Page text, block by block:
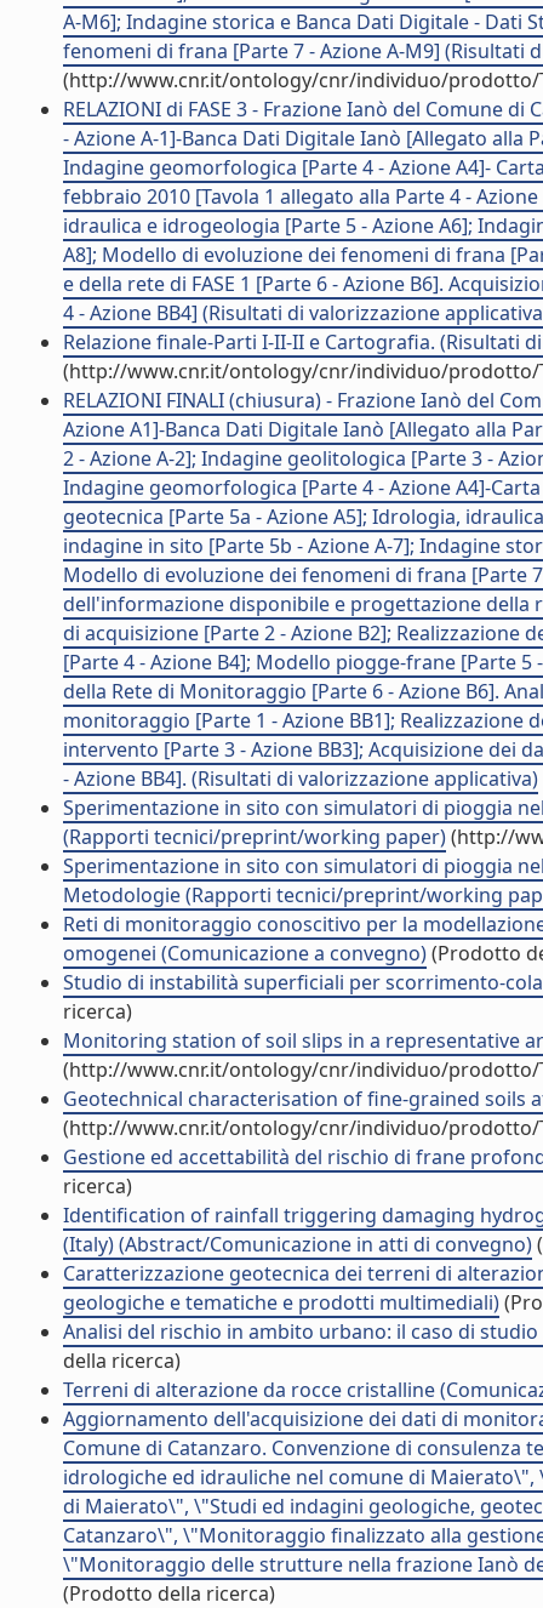
A-M6]; Indagine storica e Banca Dati Digitale - Dati
fenomeni di frana [Parte 7 - Azione A-M9] (Risultati
(http://www.cnr.it/ontology/cnr/individuo/prodotto/
RELAZIONI di FASE 3 - Frazione Ianò del Comune
- Azione A-1]-Banca Dati Digitale Ianò [Allegato alla
Indagine geomorfologica [Parte 4 - Azione A4]-
febbraio 2010 [Tavola 1 allegato alla Parte 4 -
idraulica e idrogeologia [Parte 5 - Azione A6];
A8]; Modello di evoluzione dei fenomeni di frana
e della rete di FASE 1 [Parte 6 - Azione B6].
4 - Azione BB4] (Risultati di valorizzazione
Relazione finale-Parti I-II-II e Cartografia. (Risultati
(http://www.cnr.it/ontology/cnr/individuo/prodotto/
RELAZIONI FINALI (chiusura) - Frazione Ianò del
Azione A1]-Banca Dati Digitale Ianò [Allegato alla
2 - Azione A-2]; Indagine geolitologica [Parte 3 -
Indagine geomorfologica [Parte 4 - Azione A4]-
geotecnica [Parte 5a - Azione A5]; Idrologia,
indagine in sito [Parte 5b - Azione A-7]; Indagine
Modello di evoluzione dei fenomeni di frana [Parte
dell'informazione disponibile e progettazione della
di acquisizione [Parte 2 - Azione B2];
[Parte 4 - Azione B4]; Modello piogge-frane [Parte
della Rete di Monitoraggio [Parte 6 - Azione B6].
monitoraggio [Parte 1 - Azione BB1]; Realizzazione
intervento [Parte 3 - Azione BB3]; Acquisizione dei
- Azione BB4]. (Risultati di valorizzazione applicativa)
Sperimentazione in sito con simulatori di pioggia
(Rapporti tecnici/preprint/working paper)(http://
Sperimentazione in sito con simulatori di pioggia
Metodologie (Rapporti tecnici/preprint/working
Reti di monitoraggio conoscitivo per la
omogenei (Comunicazione a convegno)(Prodotto
Studio di instabilità superficiali per scorrimento-
ricerca)
Monitoring station of soil slips in a representative
(http://www.cnr.it/ontology/cnr/individuo/prodotto/
Geotechnical characterisation of fine-grained soils
(http://www.cnr.it/ontology/cnr/individuo/prodotto/
Gestione ed accettabilità del rischio di frane
ricerca)
Identification of rainfall triggering damaging
(Italy) (Abstract/Comunicazione in atti di convegno)
Caratterizzazione geotecnica dei terreni di
geologiche e tematiche e prodotti multimediali)
Analisi del rischio in ambito urbano: il caso di
della ricerca)
Terreni di alterazione da rocce cristalline
Aggiornamento dell'acquisizione dei dati di
Comune di Catanzaro. Convenzione di
idrologiche ed idrauliche nel comune di
di Maierato\", \"Studi ed indagini geologiche,
Catanzaro\", \"Monitoraggio finalizzato alla
\"Monitoraggio delle strutture nella frazione Ianò
(Prodotto della ricerca)